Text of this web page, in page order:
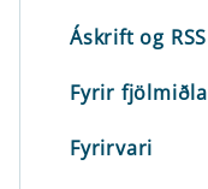
Áskrift og RSS
Fyrir fjölmiðla
Fyrirvari